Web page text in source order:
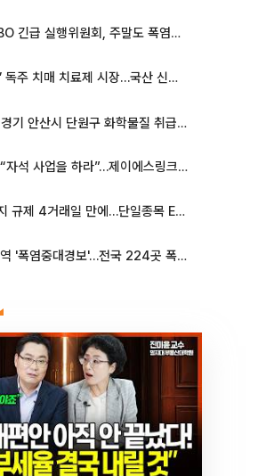
오늘 KBO 긴급 실행위원회, 주말도 폭염취소 될까
‘레켐비’ 독주 치매 치료제 시장…국산 신약 등장하나
경기 안산시 단원구 화학물질 취급 공장서 연기 발생
트럼프 “자석 사업을 하라”…제이에스링크, 비중국 영구자석 공급망 구축 속도
레버리지 규제 4거래일 만에…단일종목 ETF 거래대금 '13분의 1' 급감
서울 전역 '폭염중대경보'…전국 224곳 폭염특보